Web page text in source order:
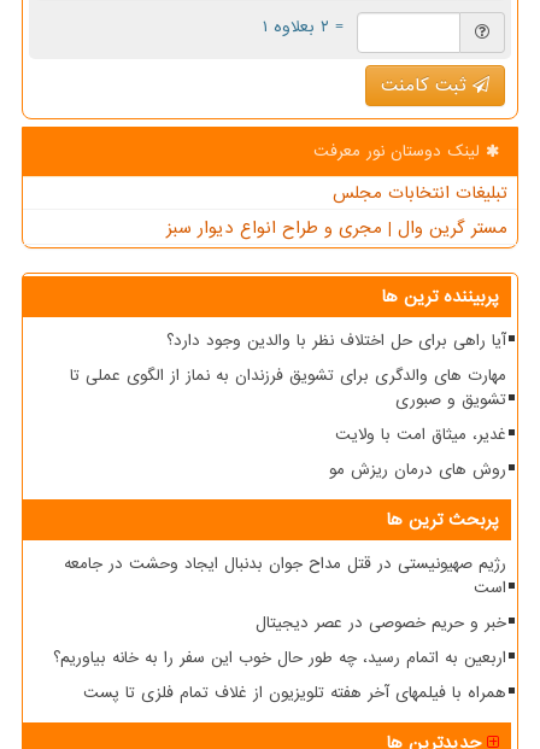
= ۲ بعلاوه ۱
ثبت کامنت
لینک دوستان نور معرفت
تبلیغات انتخابات مجلس
مستر گرین وال | مجری و طراح انواع دیوار سبز
پربیننده ترین ها
آیا راهی برای حل اختلاف نظر با والدین وجود دارد؟
مهارت های والدگری برای تشویق فرزندان به نماز از الگوی عملی تا
تشویق و صبوری
غدیر، میثاق امت با ولایت
روش های درمان ریزش مو
پربحث ترین ها
رژیم صهیونیستی در قتل مداح جوان بدنبال ایجاد وحشت در جامعه
است
خبر و حریم خصوصی در عصر دیجیتال
اربعین به اتمام رسید، چه طور حال خوب این سفر را به خانه بیاوریم؟
همراه با فیلمهای آخر هفته تلویزیون از غلاف تمام فلزی تا پست
جدیدترین ها